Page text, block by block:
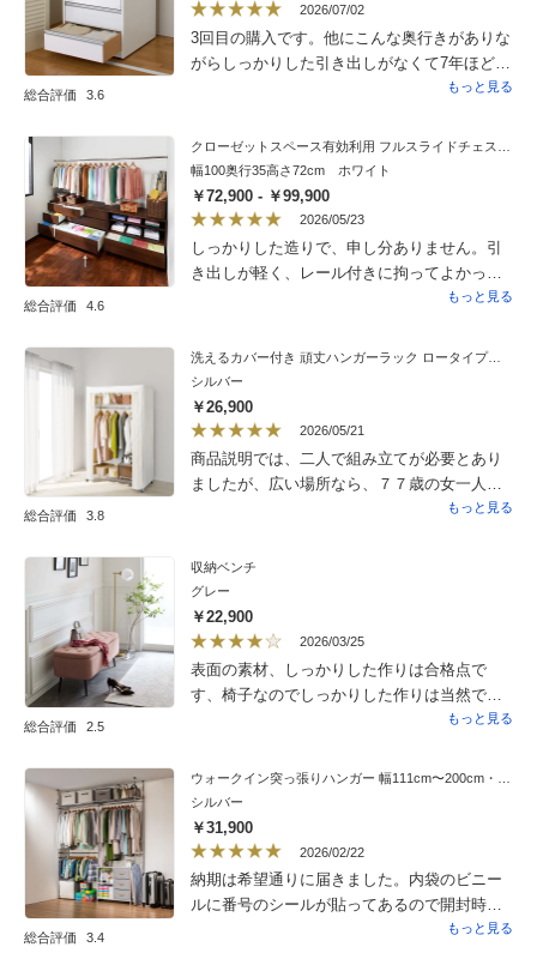
総合評価 3.6
2026/07/02
3回目の購入です。他にこんな奥行きがありな
がらしっかりした引き出しがなくて7年ほど重
宝しております。クローゼットにピッタリで
もっと見る
総合評価 4.6
幅100奥行35高さ72cm ホワイト
￥72,900 - ￥99,900
2026/05/23
しっかりした造りで、申し分ありません。引
き出しが軽く、レール付きに拘ってよかった
と思いました。奥まで引き出せて、とても使
もっと見る
総合評価 3.8
洗えるカバー付き 頑丈ハンガーラック ロータイプ・幅121cm
シルバー
￥26,900
2026/05/21
商品説明では、二人で組み立てが必要とあり
ましたが、広い場所なら、７７歳の女一人で
も組み立てられました。素材は、通常のパイ
ンガー用パイプが２本ついていましたが、今
は１本を使用しています。次は、１本のパイ
プを少し後方に。手前の少し低い位置にもう
一本をセットすれば、収容量が倍増するな、
と考えております。下の棚部分のスペースが
広く、奥行きがありすぎて、なにを仕舞おう
もっと見る
総合評価 2.5
収納ベンチ
グレー
￥22,900
2026/03/25
表面の素材、しっかりした作りは合格点で
す、椅子なのでしっかりした作りは当然です
が、この手の商品で脚がスタイリッシュな物
がデザイン上斜めになっているので向きが分
かりにくいです、印があれば良さそう、蓋の
開閉用紐？取手？が大き過ぎ、デザインが良
いだけに残念。
もっと見る
総合評価 3.4
シルバー
￥31,900
2026/02/22
納期は希望通りに届きました。内袋のビニー
ルに番号のシールが貼ってあるので開封時に
まとめてビニール袋からは出さない方がいい
もっと見る